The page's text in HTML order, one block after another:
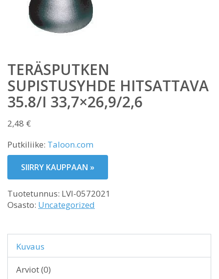
TERÄSPUTKEN
SUPISTUSYHDE HITSATTAVA
35.8/I 33,7×26,9/2,6
2,48 €
Putkiliike: Taloon.com
SIIRRY KAUPPAAN »
Tuotetunnus: LVI-0572021
Osasto: Uncategorized
Kuvaus
Arviot (0)